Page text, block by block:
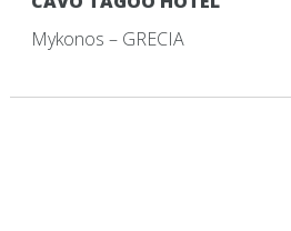
Mykonos – GRECIA